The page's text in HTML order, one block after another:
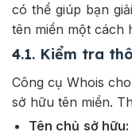
có thể giúp bạn
tên miền một cách
4.1. Kiểm tra
Công cụ Whois
sở hữu tên miền.
Tên chủ sở hữu: